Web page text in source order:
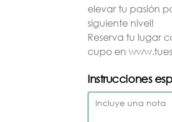
$7.990
elevar tu pasión
siguiente nivel!
Reserva tu lugar
cupo en
Instrucciones